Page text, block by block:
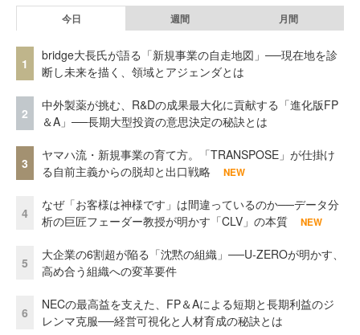
今日 週間 月間
1
bridge大長氏が語る「新規事業の自走地図」──現在地を診
断し未来を描く、領域とアジェンダとは
2
中外製薬が挑む、R&Dの成果最大化に貢献する「進化版FP
＆A」──長期大型投資の意思決定の秘訣とは
3
ヤマハ流・新規事業の育て方。「TRANSPOSE」が仕掛け
る自前主義からの脱却と出口戦略
NEW
4
なぜ「お客様は神様です」は間違っているのか──データ分
析の巨匠フェーダー教授が明かす「CLV」の本質
NEW
5
大企業の6割超が陥る「沈黙の組織」──U-ZEROが明かす、
高め合う組織への変革要件
6
NECの最高益を支えた、FP＆Aによる短期と長期利益のジ
レンマ克服──経営可視化と人材育成の秘訣とは